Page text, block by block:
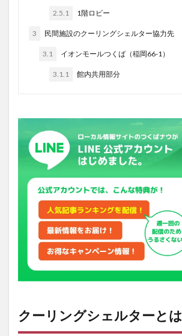
2.5.1 1階ロビー
3 民間施設のクーリングシェルター協力先
3.1 イオンモールつくば（稲岡66-1）
3.1.1 館内共用部分
クーリングシェルターとは